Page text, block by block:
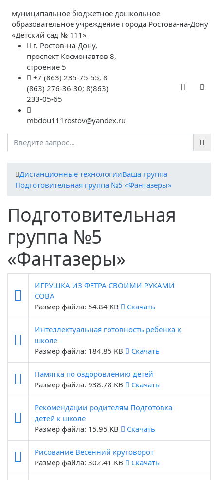
муниципальное бюджетное дошкольное
образовательное учреждение города Ростова-на-Дону
«Детский сад № 111»
г. Ростов-на-Дону,
проспект Космонавтов 8,
строение 5
+7 (863) 235-75-55; 8
(863) 276-36-30; 8(863)
233-05-65
mbdou111rostov@yandex.ru
Дистанционные технологииВаша группа
Подготовительная группа №5 «Фантазеры»
Подготовительная
группа №5
«Фантазеры»
ИГРУШКА ИЗ ФЕТРА СВОИМИ РУКАМИ
СОВА
Размер файла: 54.84 KB
Скачать
Интеллектуальная готовность ребенка к
школе
Размер файла: 184.85 KB
Скачать
Памятка по оздоровлению детей
Размер файла: 938.78 KB
Скачать
Рекомендации родителям Подготовка
детей к школе
Размер файла: 15.95 KB
Скачать
Рисование Весенний круговорот
Размер файла: 302.41 KB
Скачать